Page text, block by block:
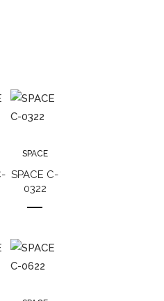
SPACE
SPACE C-
0322